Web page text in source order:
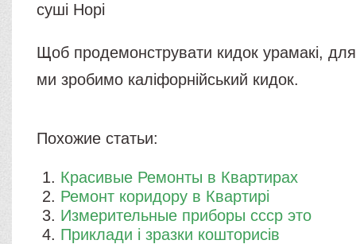
суші Норі
Щоб продемонструвати кидок урамакі,
ми зробимо каліфорнійський кидок.
Похожие статьи:
Красивые Ремонты в Квартирах
Ремонт коридору в Квартирі
Измерительные приборы ссср это
Приклади і зразки кошторисів